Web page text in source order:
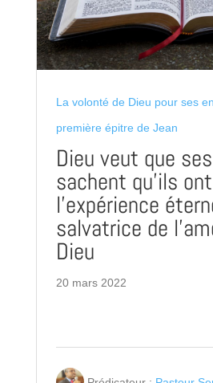
La volonté de Dieu pour ses
première épitre de Jean
Dieu veut que
sachent qu’ils
l’expérience
salvatrice de
Dieu
20 mars 2022